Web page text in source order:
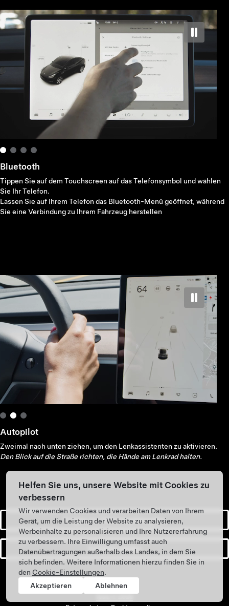
Bluetooth
Tippen Sie auf dem Touchscreen auf das Telefonsymbol und wählen
Sie Ihr Telefon.
Lassen Sie auf Ihrem Telefon das Bluetooth-Menü geöffnet, während
Sie eine Verbindung zu Ihrem Fahrzeug herstellen
Autopilot
Zweimal nach unten ziehen, um den Lenkassistenten zu aktivieren.
Den Blick auf die Straße richten, die Hände am Lenkrad halten.
Fragen zur Fahrzeugübergabe
Zubehör kaufen
Helfen Sie uns, unsere Website mit Cookies zu
verbessern
Wir verwenden Cookies und verarbeiten Daten von Ihrem
Gerät, um die Leistung der Website zu analysieren,
Werbeinhalte zu personalisieren und Ihre Nutzererfahrung
zu verbessern. Ihre Einwilligung umfasst auch
Datenübertragungen außerhalb des Landes, in dem Sie
sich befinden. Weitere Informationen hierzu finden Sie in
den Cookie-Einstellungen.
Akzeptieren
Ablehnen